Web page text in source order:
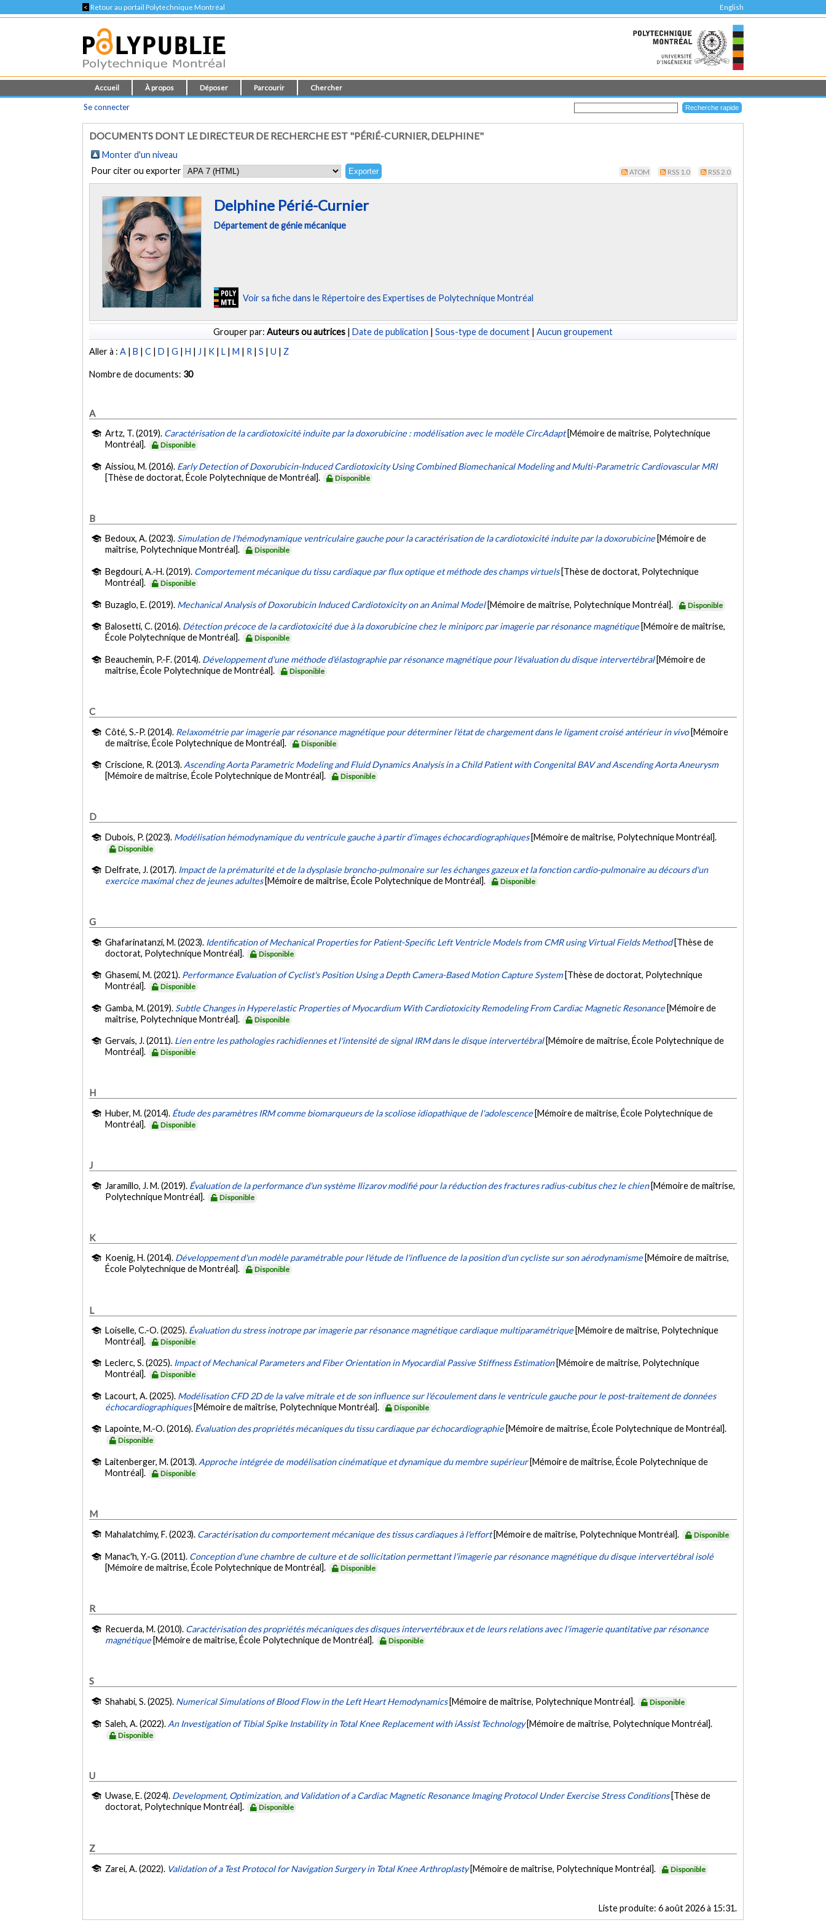
< Retour au portail Polytechnique Montréal English
Accueil À propos Déposer Parcourir Chercher
Se connecter
DOCUMENTS DONT LE DIRECTEUR DE RECHERCHE EST "PÉRIÉ-CURNIER, DELPHINE"
Monter d'un niveau
Pour citer ou exporter
ATOM RSS 1.0 RSS 2.0
Delphine Périé-Curnier
Département de génie mécanique
Voir sa fiche dans le Répertoire des Expertises de Polytechnique Montréal
Grouper par: Auteurs ou autrices | Date de publication | Sous-type de document | Aucun groupement
Aller à :A |B |C |D |G |H | J | K |L |M | R |S |U | Z
Nombre de documents: 30
A
Artz, T. (2019). Caractérisation de la cardiotoxicité induite par la doxorubicine : modélisation avec le modèle CircAdapt [Mémoire de maîtrise, Polytechnique
Montréal].
Disponible
Aissiou, M. (2016). Early Detection of Doxorubicin-Induced Cardiotoxicity Using Combined Biomechanical Modeling and Multi-Parametric Cardiovascular MRI
[Thèse de doctorat, École Polytechnique de Montréal].
Disponible
B
Bedoux, A. (2023). Simulation de l'hémodynamique ventriculaire gauche pour la caractérisation de la cardiotoxicité induite par la doxorubicine [Mémoire de
maîtrise, Polytechnique Montréal].
Disponible
Begdouri, A.-H. (2019). Comportement mécanique du tissu cardiaque par flux optique et méthode des champs virtuels [Thèse de doctorat, Polytechnique
Montréal].
Disponible
Buzaglo, E. (2019). Mechanical Analysis of Doxorubicin Induced Cardiotoxicity on an Animal Model [Mémoire de maîtrise, Polytechnique Montréal]. Disponible
Balosetti, C. (2016). Détection précoce de la cardiotoxicité due à la doxorubicine chez le miniporc par imagerie par résonance magnétique [Mémoire de maîtrise,
École Polytechnique de Montréal].
Disponible
Beauchemin, P.-F. (2014). Développement d'une méthode d'élastographie par résonance magnétique pour l'évaluation du disque intervertébral [Mémoire de
maîtrise, École Polytechnique de Montréal].
Disponible
C
Côté, S.-P. (2014). Relaxométrie par imagerie par résonance magnétique pour déterminer l'état de chargement dans le ligament croisé antérieur in vivo [Mémoire
de maîtrise, École Polytechnique de Montréal].
Disponible
Criscione, R. (2013). Ascending Aorta Parametric Modeling and Fluid Dynamics Analysis in a Child Patient with Congenital BAV and Ascending Aorta Aneurysm
[Mémoire de maîtrise, École Polytechnique de Montréal].
Disponible
D
Dubois, P. (2023). Modélisation hémodynamique du ventricule gauche à partir d'images échocardiographiques [Mémoire de maîtrise, Polytechnique Montréal].
Disponible
Delfrate, J. (2017). Impact de la prématurité et de la dysplasie broncho-pulmonaire sur les échanges gazeux et la fonction cardio-pulmonaire au décours d'un
exercice maximal chez de jeunes adultes [Mémoire de maîtrise, École Polytechnique de Montréal]. Disponible
G
Ghafarinatanzi, M. (2023). Identification of Mechanical Properties for Patient-Specific Left Ventricle Models from CMR using Virtual Fields Method [Thèse de
doctorat, Polytechnique Montréal].
Disponible
Ghasemi, M. (2021). Performance Evaluation of Cyclist's Position Using a Depth Camera-Based Motion Capture System [Thèse de doctorat, Polytechnique
Montréal].
Disponible
Gamba, M. (2019). Subtle Changes in Hyperelastic Properties of Myocardium With Cardiotoxicity Remodeling From Cardiac Magnetic Resonance [Mémoire de
maîtrise, Polytechnique Montréal].
Disponible
Gervais, J. (2011). Lien entre les pathologies rachidiennes et l'intensité de signal IRM dans le disque intervertébral [Mémoire de maîtrise, École Polytechnique de
Montréal].
Disponible
H
Huber, M. (2014). Étude des paramètres IRM comme biomarqueurs de la scoliose idiopathique de l'adolescence [Mémoire de maîtrise, École Polytechnique de
Montréal].
Disponible
J
Jaramillo, J. M. (2019). Évaluation de la performance d'un système Ilizarov modifié pour la réduction des fractures radius-cubitus chez le chien [Mémoire de maîtrise,
Polytechnique Montréal].
Disponible
K
Koenig, H. (2014). Développement d'un modèle paramétrable pour l'étude de l'influence de la position d'un cycliste sur son aérodynamisme [Mémoire de maîtrise,
École Polytechnique de Montréal].
Disponible
L
Loiselle, C.-O. (2025). Évaluation du stress inotrope par imagerie par résonance magnétique cardiaque multiparamétrique [Mémoire de maîtrise, Polytechnique
Montréal].
Disponible
Leclerc, S. (2025). Impact of Mechanical Parameters and Fiber Orientation in Myocardial Passive Stiffness Estimation [Mémoire de maîtrise, Polytechnique
Montréal].
Disponible
Lacourt, A. (2025). Modélisation CFD 2D de la valve mitrale et de son influence sur l'écoulement dans le ventricule gauche pour le post-traitement de données
échocardiographiques [Mémoire de maîtrise, Polytechnique Montréal]. Disponible
Lapointe, M.-O. (2016). Évaluation des propriétés mécaniques du tissu cardiaque par échocardiographie [Mémoire de maîtrise, École Polytechnique de Montréal].
Disponible
Laitenberger, M. (2013). Approche intégrée de modélisation cinématique et dynamique du membre supérieur [Mémoire de maîtrise, École Polytechnique de
Montréal].
Disponible
M
Mahalatchimy, F. (2023). Caractérisation du comportement mécanique des tissus cardiaques à l'effort [Mémoire de maîtrise, Polytechnique Montréal]. Disponible
Manac'h, Y.-G. (2011). Conception d'une chambre de culture et de sollicitation permettant l'imagerie par résonance magnétique du disque intervertébral isolé
[Mémoire de maîtrise, École Polytechnique de Montréal].
Disponible
R
Recuerda, M. (2010). Caractérisation des propriétés mécaniques des disques intervertébraux et de leurs relations avec l'imagerie quantitative par résonance
magnétique [Mémoire de maîtrise, École Polytechnique de Montréal]. Disponible
S
Shahabi, S. (2025). Numerical Simulations of Blood Flow in the Left Heart Hemodynamics [Mémoire de maîtrise, Polytechnique Montréal]. Disponible
Saleh, A. (2022). An Investigation of Tibial Spike Instability in Total Knee Replacement with iAssist Technology [Mémoire de maîtrise, Polytechnique Montréal].
Disponible
U
Uwase, E. (2024). Development, Optimization, and Validation of a Cardiac Magnetic Resonance Imaging Protocol Under Exercise Stress Conditions [Thèse de
doctorat, Polytechnique Montréal].
Disponible
Z
Zarei, A. (2022). Validation of a Test Protocol for Navigation Surgery in Total Knee Arthroplasty [Mémoire de maîtrise, Polytechnique Montréal]. Disponible
Liste produite: 6 août 2026 à 15:31.